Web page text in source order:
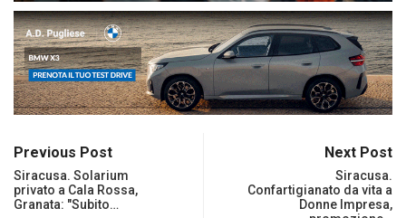
Previous Post
Siracusa. Solarium
privato a Cala Rossa,
Granata: "Subito…
Next Post
Siracusa.
Confartigianato da vita a
Donne Impresa,